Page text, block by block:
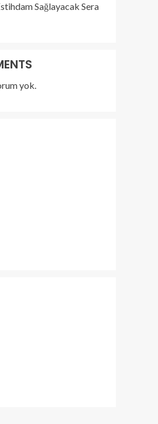
Sağlayacak Sera
yok.